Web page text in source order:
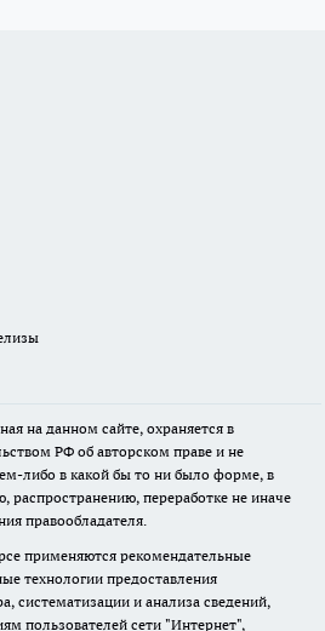
на данном сайте, охраняется в
РФ об авторском праве и не
либо в какой бы то ни было форме, в
распространению, переработке не иначе
правообладателя.
применяются рекомендательные
технологии предоставления
систематизации и анализа сведений,
пользователей сети "Интернет",